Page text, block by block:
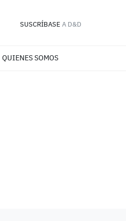
SUSCRÍBASE A D&D
QUIENES SOMOS